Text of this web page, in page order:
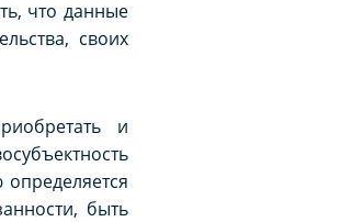
что данные
своих
и
быть